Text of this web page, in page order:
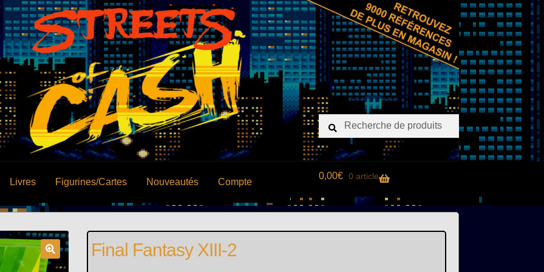
Recherche
pour :
Recherche
Livres Figurines/Cartes Nouveautés Compte
0,00€ 0 article
Final Fantasy XIII-2